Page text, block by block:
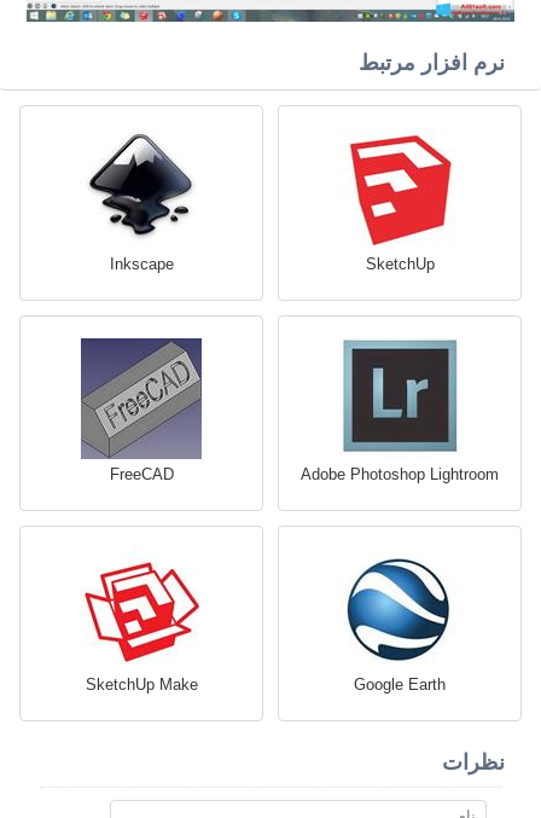
نرم افزار مرتبط
SketchUp
Inkscape
Adobe Photoshop Lightroom
FreeCAD
Google Earth
SketchUp Make
نظرات